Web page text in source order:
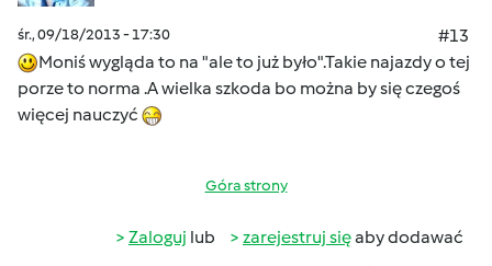
śr., 09/18/2013 - 17:30
#13
Moniś wygląda to na "ale to już było".Takie najazdy o tej
porze to norma .A wielka szkoda bo można by się czegoś
więcej nauczyć
Góra strony
Zaloguj lub zarejestruj sięaby dodawać